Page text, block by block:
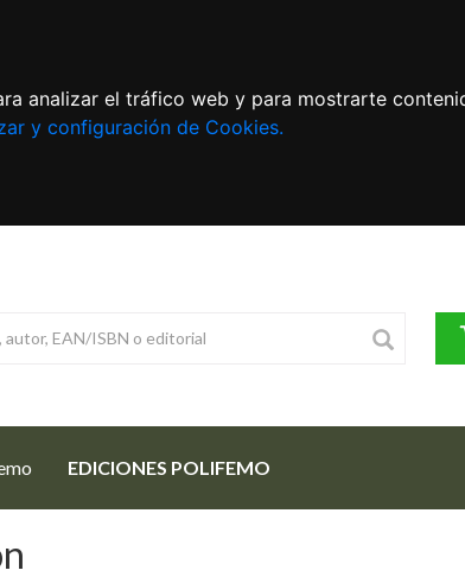
analizar el tráfico web y para mostrarte
y configuración de Cookies.
EDICIONES POLIFEMO